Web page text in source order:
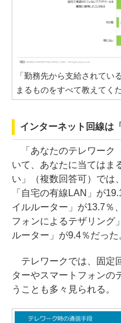
「勤務先から支給されてい
まるものをすべて教えてく
インターネット回線は
「あなたのテレワーク
いて、あなたに当てはま
い」（複数回答可）では
「自宅の有線LAN」が
イルルーター」が13.7％
フォンによるテザリング
ルーター」が9.4％だった
テレワークでは、固定
ターやスマートフォンの
うことも多々見られる。